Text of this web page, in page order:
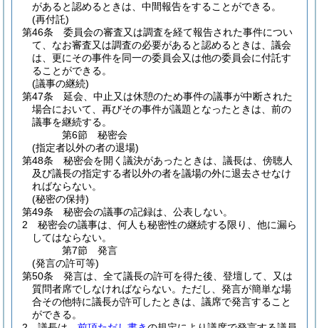
があると認めるときは、中間報告をすることができる。
(再付託)
第46条
委員会の審査又は調査を経て報告された事件につい
て、なお審査又は調査の必要があると認めるときは、議会
は、更にその事件を同一の委員会又は他の委員会に付託す
ることができる。
(議事の継続)
第47条
延会、中止又は休憩のため事件の議事が中断された
場合において、再びその事件が議題となったときは、前の
議事を継続する。
第6節
秘密会
(指定者以外の者の退場)
第48条
秘密会を開く議決があったときは、議長は、傍聴人
及び議長の指定する者以外の者を議場の外に退去させなけ
ればならない。
(秘密の保持)
第49条
秘密会の議事の記録は、公表しない。
2
秘密会の議事は、何人も秘密性の継続する限り、他に漏ら
してはならない。
第7節
発言
(発言の許可等)
第50条
発言は、全て議長の許可を得た後、登壇して、又は
質問者席でしなければならない。 ただし、発言が簡単な場
合その他特に議長が許可したときは、議席で発言すること
ができる。